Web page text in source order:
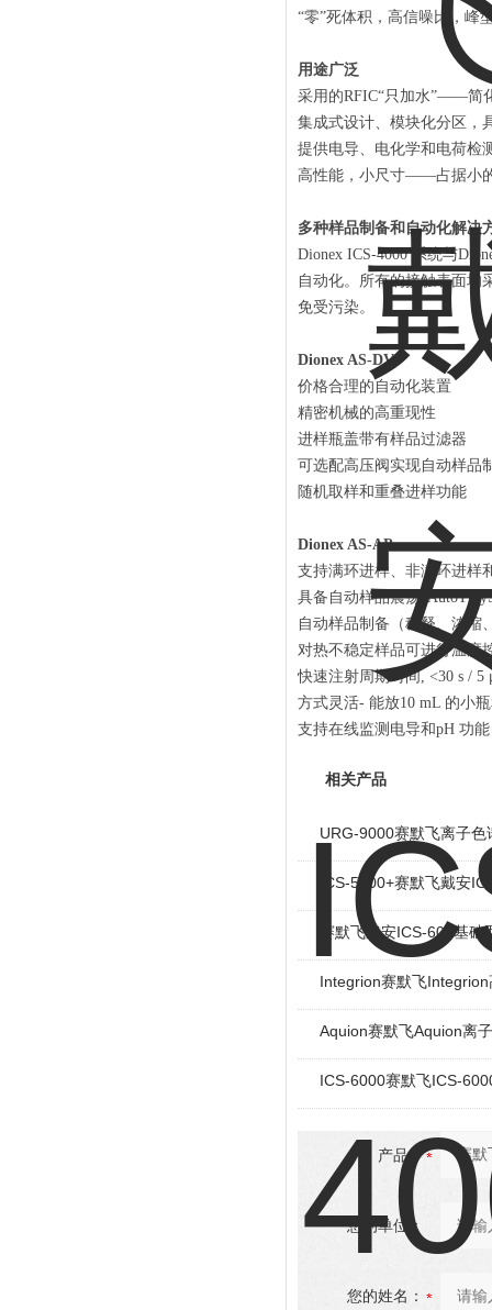
“零”死体积，高信噪比，峰
用途广泛
采用的RFIC“只加水”——简
集成式设计、模块化分区，
提供电导、电化学和电荷检
高性能，小尺寸——占据小
多种样品制备和自动化解决
Dionex ICS-4000 系统与
自动化。所有的接触表面均
免受污染。
Dionex AS-DV
价格合理的自动化装置
精密机械的高重现性
进样瓶盖带有样品过滤器
可选配高压阀实现自动样品
随机取样和重叠进样功能
Dionex AS-AP
支持满环进样、非满环进样
具备自动样品震荡
自动样品制备（稀释、浓缩
对热不稳定样品可进行温度
快速注射周期时间, <30 s / 5
方式灵活- 能放10 mL 的小
支持在线监测电导和pH 功
相关产品
URG-9000赛默飞离子
ICS-5000+赛默飞戴安
赛默飞戴安ICS-600基础
Integrion赛默飞
Aquion赛默飞Aquion离
ICS-6000赛默飞ICS-
产品：
您的单位：
您的姓名：